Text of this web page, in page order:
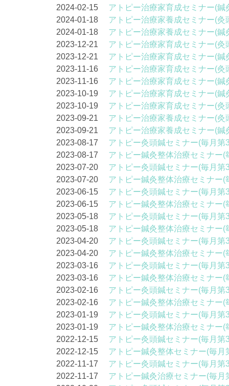
2024-02-15 アトピー治療家育成セミナー(鍼
2024-01-18 アトピー治療家養成セミナー(灸
2024-01-18 アトピー治療家養成セミナー(鍼
2023-12-21 アトピー治療家育成セミナー(灸
2023-12-21 アトピー治療家育成セミナー(鍼
2023-11-16 アトピー治療家育成セミナー(灸
2023-11-16 アトピー治療家育成セミナー(鍼
2023-10-19 アトピー治療家育成セミナー(鍼
2023-10-19 アトピー治療家育成セミナー(灸
2023-09-21 アトピー治療家養成セミナー(灸
2023-09-21 アトピー治療家養成セミナー(鍼
2023-08-17 アトピー灸頭鍼セミナー(毎月第
2023-08-17 アトピー鍼灸整体治療セミナー(
2023-07-20 アトピー灸頭鍼セミナー(毎月第
2023-07-20 アトピー鍼灸整体治療セミナー(
2023-06-15 アトピー灸頭鍼セミナー(毎月第
2023-06-15 アトピー鍼灸整体治療セミナー(
2023-05-18 アトピー灸頭鍼セミナー(毎月第
2023-05-18 アトピー鍼灸整体治療セミナー(
2023-04-20 アトピー灸頭鍼セミナー(毎月第
2023-04-20 アトピー鍼灸整体治療セミナー(
2023-03-16 アトピー灸頭鍼セミナー(毎月第
2023-03-16 アトピー鍼灸整体治療セミナー(
2023-02-16 アトピー灸頭鍼セミナー(毎月第
2023-02-16 アトピー鍼灸整体治療セミナー(
2023-01-19 アトピー灸頭鍼セミナー(毎月第
2023-01-19 アトピー鍼灸整体治療セミナー(
2022-12-15 アトピー灸頭鍼セミナー(毎月第
2022-12-15 アトピー鍼灸整体セミナー(毎月
2022-11-17 アトピー灸頭鍼セミナー(毎月第
2022-11-17 アトピー鍼灸治療セミナー(毎月